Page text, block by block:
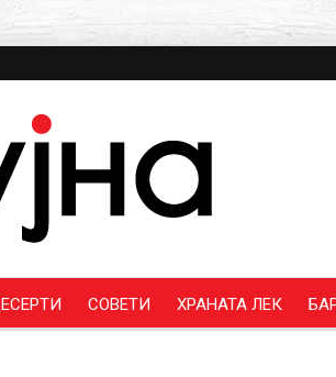
СОВЕТИ ХРАНАТА ЛЕК